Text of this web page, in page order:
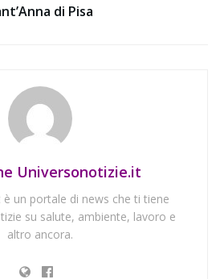
di Pisa
Universonotizie.it
un portale di news che ti tiene
su salute, ambiente, lavoro e
altro ancora.